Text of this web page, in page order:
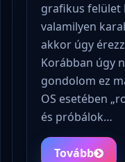
grafikus felület
valamilyen
akkor úgy
Korábban úgy
gondolom ez
OS esetében
és próbálok…
Tovább